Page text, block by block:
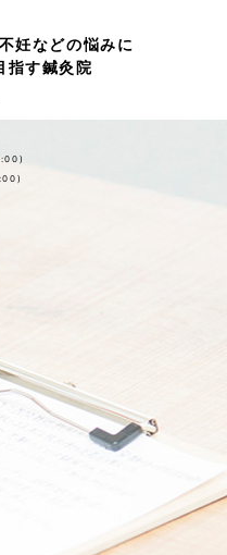
妊などの悩みに
指す鍼灸院